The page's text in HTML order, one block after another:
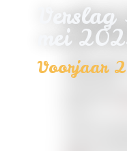
mei
Voorjaar